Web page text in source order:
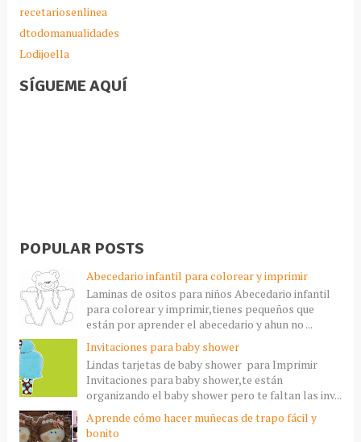
recetariosenlinea
dtodomanualidades
Lodijoella
SÍGUEME AQUÍ
POPULAR POSTS
Abecedario infantil para colorear y imprimir
Laminas de ositos para niños Abecedario infantil
para colorear y imprimir,tienes pequeños que
están por aprender el abecedario y ahun no ...
Invitaciones para baby shower
Lindas tarjetas de baby shower para Imprimir
Invitaciones para baby shower,te están
organizando el baby shower pero te faltan las inv...
Aprende cómo hacer muñecas de trapo fácil y
bonito